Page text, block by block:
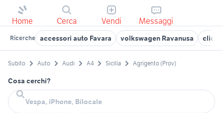
Home Cerca Vendi Messaggi
Ricerche accessori auto Favara volkswagen Ravanusa clio
Subito Auto Audi A4 Sicilia Agrigento (Prov)
Cosa cerchi?